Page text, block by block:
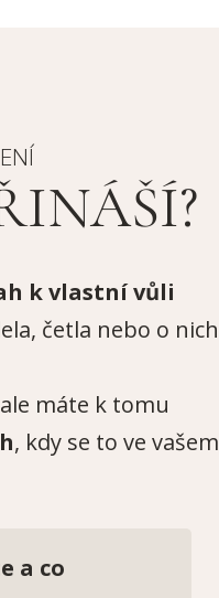
k vlastní vůli
četla nebo o nich
máte k tomu
, kdy se to ve vašem
a co